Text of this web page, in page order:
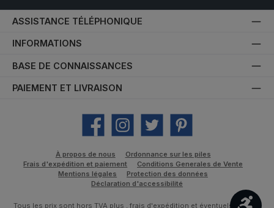
ASSISTANCE TÉLÉPHONIQUE
INFORMATIONS
BASE DE CONNAISSANCES
PAIEMENT ET LIVRAISON
Facebook Instagram Twitter Pinterest
À propos de nous
Ordonnance sur les piles
Frais d'expédition et paiement
Conditions Generales de Vente
Mentions légales
Protection des données
Déclaration d'accessibilité
Tous les prix sont hors TVA plus , frais d'expédition et éventuels frais de